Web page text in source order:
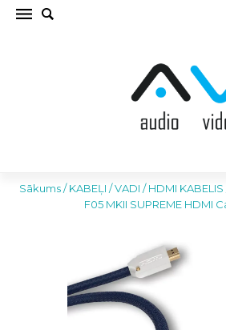
Sākums/KABEĻI / VADI /HDMI KABELIS
F05 MKII SUPREME HDMI